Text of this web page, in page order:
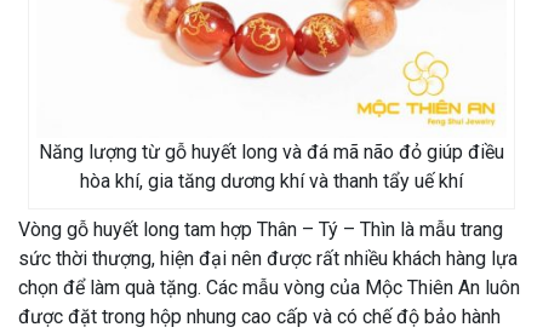
Năng lượng từ gỗ huyết long và đá mã não đỏ giúp điều
hòa khí, gia tăng dương khí và thanh tẩy uế khí
Vòng gỗ huyết long tam hợp Thân – Tý – Thìn là mẫu trang
sức thời thượng, hiện đại nên được rất nhiều khách hàng lựa
chọn để làm quà tặng. Các mẫu vòng của Mộc Thiên An luôn
được đặt trong hộp nhung cao cấp và có chế độ bảo hành